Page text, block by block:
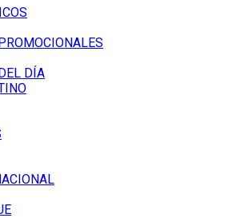
DÍA